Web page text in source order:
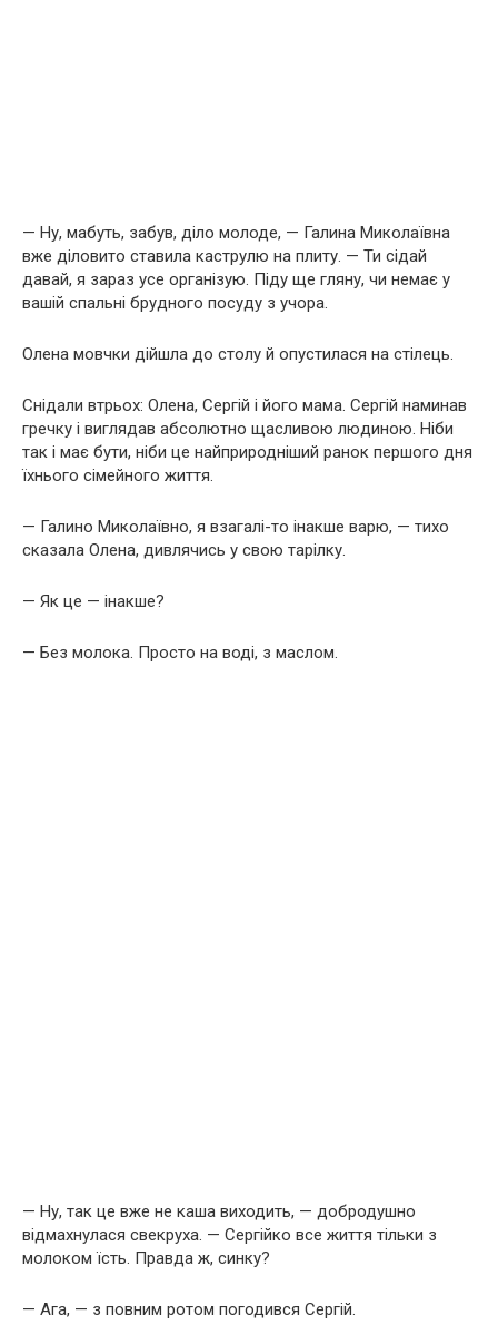
— Ну, мабуть, забув, діло молоде, — Галина Миколаївна
вже діловито ставила каструлю на плиту. — Ти сідай
давай, я зараз усе організую. Піду ще гляну, чи немає у
вашій спальні брудного посуду з учора.
Олена мовчки дійшла до столу й опустилася на стілець.
Снідали втрьох: Олена, Сергій і його мама. Сергій наминав
гречку і виглядав абсолютно щасливою людиною. Ніби
так і має бути, ніби це найприродніший ранок першого дня
їхнього сімейного життя.
— Галино Миколаївно, я взагалі-то інакше варю, — тихо
сказала Олена, дивлячись у свою тарілку.
— Як це — інакше?
— Без молока. Просто на воді, з маслом.
— Ну, так це вже не каша виходить, — добродушно
відмахнулася свекруха. — Сергійко все життя тільки з
молоком їсть. Правда ж, синку?
— Ага, — з повним ротом погодився Сергій.